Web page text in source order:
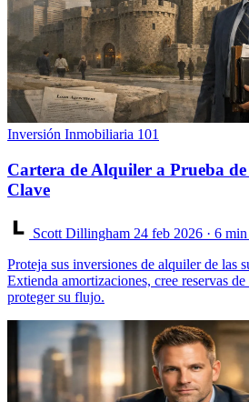
Inversión Inmobiliaria 101
Cartera de Alquiler a Prueba de
Clave
Scott Dillingham 24 feb 2026 · 6
Proteja sus inversiones de alquiler de las
Extienda amortizaciones, cree reservas
proteger su flujo.